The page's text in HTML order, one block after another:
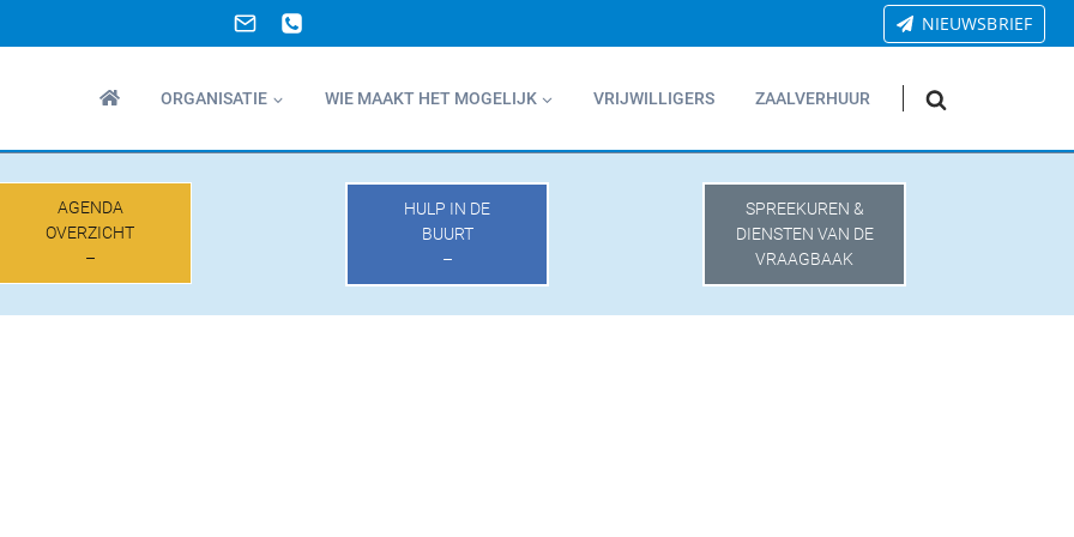
NIEUWSBRIEF
ORGANISATIE WIE MAAKT HET MOGELIJK VRIJWILLIGERS ZAALVERHUUR
AGENDA
OVERZICHT
–
HULP IN DE
BUURT
–
SPREEKUREN &
DIENSTEN VAN DE
VRAAGBAAK